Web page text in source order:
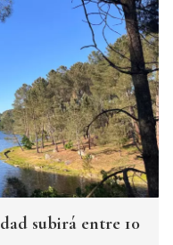
subirá entre 10